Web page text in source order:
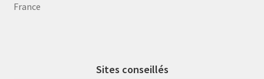
France
Sites conseillés